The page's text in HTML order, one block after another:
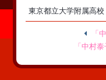
東京都立大学附属高校
「
「中村